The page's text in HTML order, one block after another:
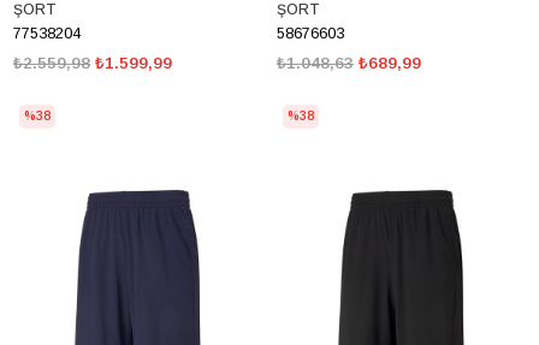
ŞORT
77538204
₺1.599,99
₺2.559,98
ŞORT
58676603
₺689,99
₺1.048,63
%38 %38